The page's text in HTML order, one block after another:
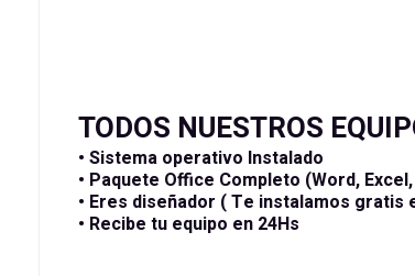
TODOS NUESTROS
• Sistema operativo Instalado
• Paquete Office Completo (Word,
• Eres diseñador ( Te instalamos gratis
• Recibe tu equipo en 24Hs